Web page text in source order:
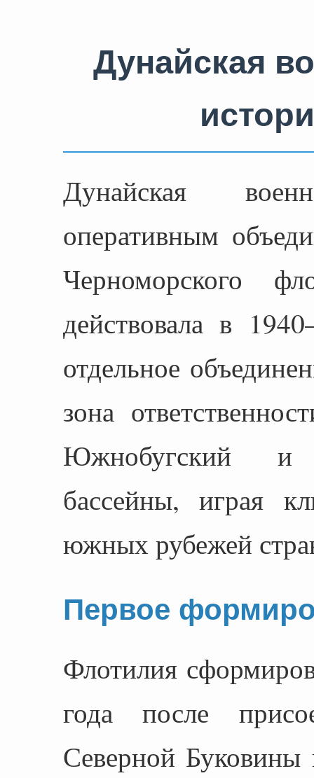
Дунайская
Дунайская
оперативным
действовала в
отдельное
зона
Южнобугский и
бассейны, играя
южных рубежей
Первое
Флотилия
года после
Северной